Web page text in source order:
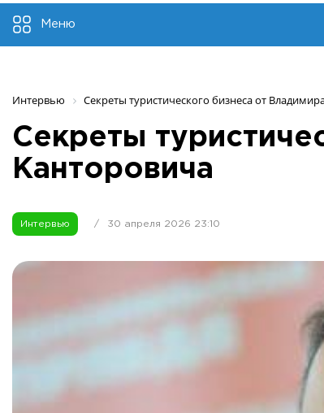
Меню
Интервью Секреты туристического бизнеса от
Секреты
Канторовича
Интервью / 30 апреля 2026 23:10